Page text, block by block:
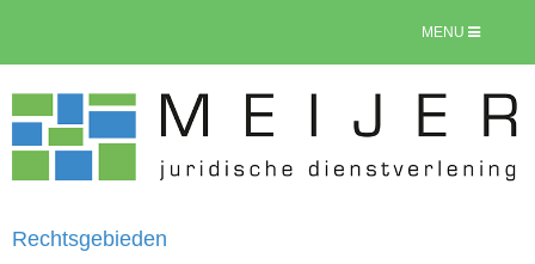
MENU
Rechtsgebieden